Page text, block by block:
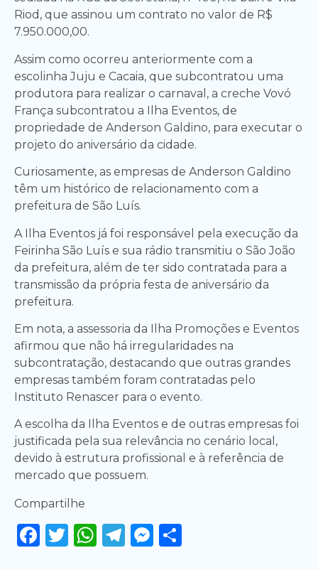
Riod, que assinou um contrato no valor de R$
7.950.000,00.
Assim como ocorreu anteriormente com a
escolinha Juju e Cacaia, que subcontratou uma
produtora para realizar o carnaval, a creche Vovó
França subcontratou a Ilha Eventos, de
propriedade de Anderson Galdino, para executar o
projeto do aniversário da cidade.
Curiosamente, as empresas de Anderson Galdino
têm um histórico de relacionamento com a
prefeitura de São Luís.
A Ilha Eventos já foi responsável pela execução da
Feirinha São Luís e sua rádio transmitiu o São João
da prefeitura, além de ter sido contratada para a
transmissão da própria festa de aniversário da
prefeitura.
Em nota, a assessoria da Ilha Promoções e Eventos
afirmou que não há irregularidades na
subcontratação, destacando que outras grandes
empresas também foram contratadas pelo
Instituto Renascer para o evento.
A escolha da Ilha Eventos e de outras empresas foi
justificada pela sua relevância no cenário local,
devido à estrutura profissional e à referência de
mercado que possuem.
Compartilhe
Facebook
Twitter
WhatsApp
Telegram
Messenger